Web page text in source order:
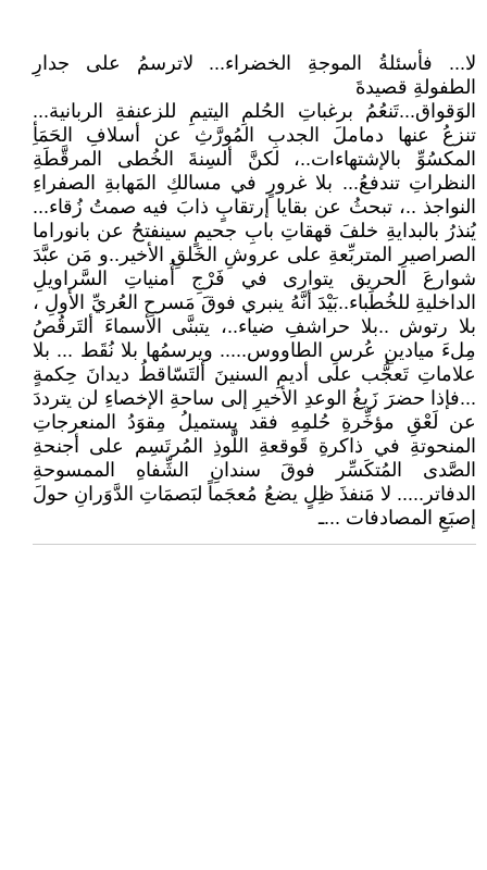
لا... فأسئلةُ الموجةِ الخضراء... لاترسمُ على جدارِ
الطفولةِ قصيدةَ
الوَقواق...تَنعُمُ برغباتِ الحُلمِ اليتيمِ للزعنفةِ الربانية...
تنزعُ عنها دماملَ الجدبِ المُورَّثِ عن أسلافِ الحَمَأِ
المكسُوِّ بالإشتهاءات..، لكنَّ ألسِنةَ الخُطى المرقَّطَةِ
النظراتِ تندفعُ... بلا غرورٍ في مسالكِ المَهابةِ الصفراءِ
النواجذ ..، تبحثُ عن بقايا إرتقابٍ ذابَ فيه صمتُ زُقاء...
يُنذرُ بالبدايةِ خلفَ قهقاتِ بابِ جحيمٍ سينفتحُ عن بانوراما
الصراصيرِ المتربِّعةِ على عروشِ الخَلقِ الأخير..و مَن عبَّدَ
شوارعَ الحريق يتوارى في فَرْجِ أُمنياتِ السَّراويلِ
الداخليةِ للخُطَباء..بَيْدَ أنَّهُ ينبري فوقَ مَسرحِ العُريِّ الأولِ ،
بلا رتوش ..بلا حراشفِ ضياء..، يتبنَّى الأسماءَ ألتَرقُصُ
مِلءَ ميادينِ عُرسِ الطاووس..... ويرسمُها بلا نُقَط ... بلا
علاماتِ تَعجُّب على أديمِ السنينَ ألتَسّاقطُ ديدانَ حِكمةٍ
...فإذا حضرَ زَيغُ الوعدِ الأخيرِ إلى ساحةِ الإخصاءِ لن يترددَ
عن لَعْقِ مؤخِّرةِ حُلمِهِ فقد يستميلُ مِقوَدُ المنعرجاتِ
المنحوتةِ في ذاكرةِ قَوقعةِ اللَّوذِ المُرتَسِم على أجنحةِ
الصَّدى المُتكَسِّر فوقَ سندانِ الشِّفاهِ الممسوحةِ
الدفاتر..... لا مَنفذَ ظِلٍ يضعُ مُعجَماً لبَصمَاتِ الدَّوَرانِ حولَ
إصبَعِ المصادفات ...ـ